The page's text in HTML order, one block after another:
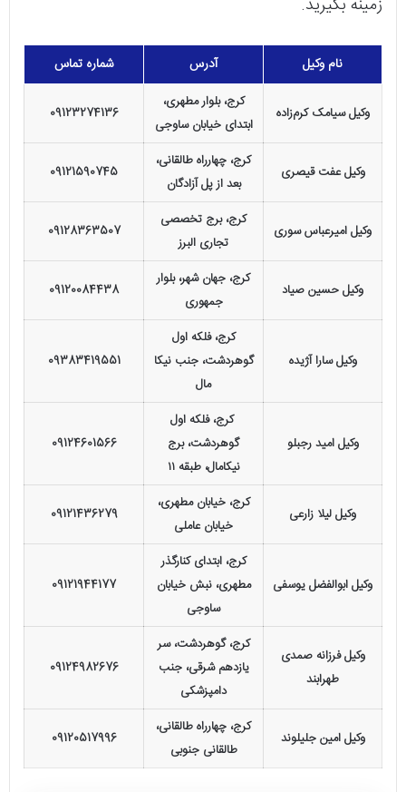
نام وکیل آدرس شماره تماس
وکیل سیامک کرم‌زاده
کرج، بلوار مطهری،
ابتدای خیابان ساوجی
09123274136
وکیل عفت قیصری
کرج، چهارراه طالقانی،
بعد از پل آزادگان
09121590745
وکیل امیرعباس سوری
کرج، برج تخصصی
تجاری البرز
09128363507
وکیل حسین صیاد
کرج، جهان شهر، بلوار
جمهوری
09120084438
وکیل سارا آژیده
کرج، فلکه اول
گوهردشت، جنب نیکا
مال
09383419551
وکیل امید رجبلو
کرج، فلکه اول
گوهردشت، برج
نیکامال، طبقه ۱۱
09124601566
وکیل لیلا زارعی
کرج، خیابان مطهری،
خیابان عاملی
09121436279
وکیل ابوالفضل یوسفی
کرج، ابتدای کنارگذر
مطهری، نبش خیابان
ساوجی
09121944177
وکیل فرزانه صمدی
طهرابند
کرج، گوهردشت، سر
یازدهم شرقی، جنب
دامپزشکی
09124982676
وکیل امین جلیلوند
کرج، چهارراه طالقانی،
طالقانی جنوبی
09120517996